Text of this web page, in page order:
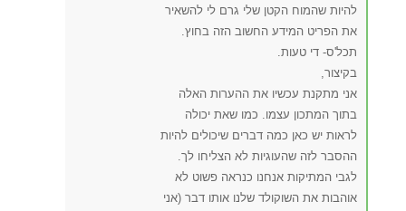
להיות שהמוח הקטן שלי גרם לי להשאיר
את הפריט המידע החשוב הזה בחוץ.
תכל'ס- די טעות.
בקיצור,
אני מתקנת עכשיו את ההערות האלה
בתוך המתכון עצמו. כמו שאת יכולה
לראות יש כאן כמה דברים שיכולים להיות
ההסבר לזה שהעוגיות לא הצליחו לך.
לגבי המתיקות אנחנו כנראה פשוט לא
אוהבות את השוקולד שלנו אותו דבר (אני